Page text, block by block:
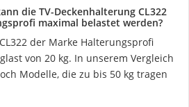
die TV-Deckenhalterung CL322
maximal belastet werden?
der Marke Halterungsprofi
von 20 kg. In unserem Vergleich
Modelle, die zu bis 50 kg tragen